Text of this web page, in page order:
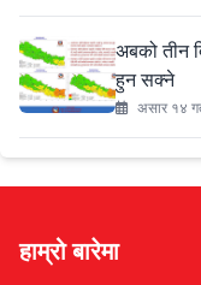
अबको तीन
हुन सक्ने
असार १४
हाम्रो बारेमा